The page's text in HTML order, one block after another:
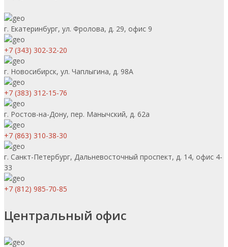
г. Екатеринбург, ул. Фролова, д. 29, офис 9
+7 (343) 302-32-20
г. Новосибирск, ул. Чаплыгина, д. 98А
+7 (383) 312-15-76
г. Ростов-на-Дону, пер. Манычский, д. 62а
+7 (863) 310-38-30
г. Санкт-Петербург, Дальневосточный проспект, д. 14, офис 4-
33
+7 (812) 985-70-85
Центральный офис